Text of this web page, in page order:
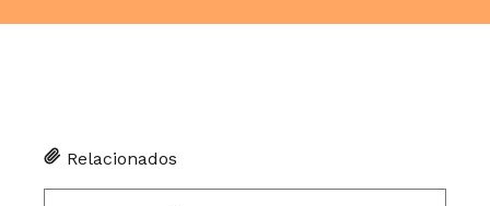
Relacionados